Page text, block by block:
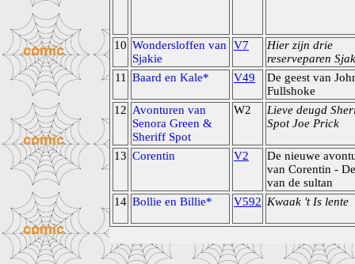
10 Wondersloffen van
Sjakie
V7
Hier zijn drie
reserveparen
11
Baard en Kale* V49
De geest van
Fullshoke
12 Avonturen van
Senora Green &
Sheriff Spot
W2
Lieve deugd
Spot Joe Prick
13 Corentin V2
De nieuwe
van Corentin -
van de sultan
14 Bollie en Billie* V592 Kwaak 't Is lente